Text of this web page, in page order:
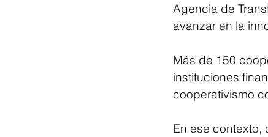
Agencia de
avanzar en la
Más de 150
instituciones
cooperativismo
En ese